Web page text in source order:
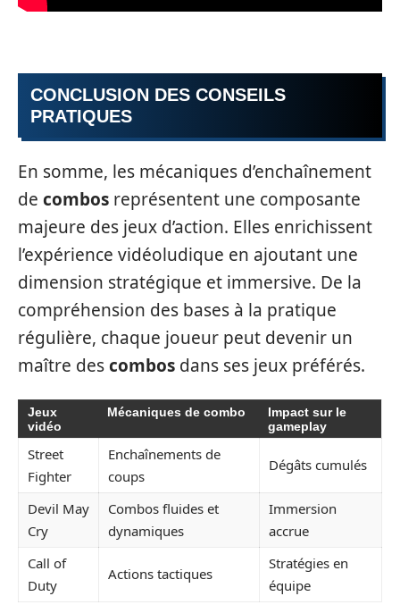
CONCLUSION DES CONSEILS
PRATIQUES
En somme, les mécaniques d’enchaînement
de combos représentent une composante
majeure des jeux d’action. Elles enrichissent
l’expérience vidéoludique en ajoutant une
dimension stratégique et immersive. De la
compréhension des bases à la pratique
régulière, chaque joueur peut devenir un
maître descombos dans ses jeux préférés.
Jeux
vidéo
Mécaniques de combo
Impact sur le
gameplay
Street
Fighter
Enchaînements de
coups
Dégâts cumulés
Devil May
Cry
Combos fluides et
dynamiques
Immersion
accrue
Call of
Duty
Actions tactiques
Stratégies en
équipe